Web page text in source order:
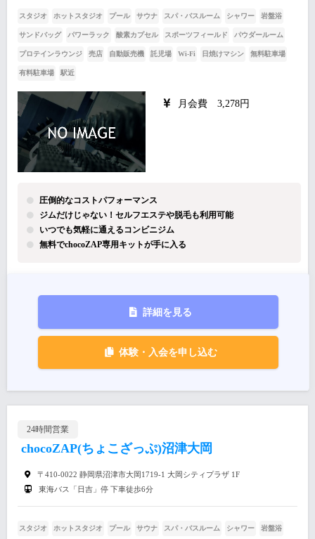
スタジオ ホットスタジオ プール サウナ スパ・バスルーム シャワー 岩盤浴
サンドバッグ パワーラック 酸素カプセル スポーツフィールド パウダールーム
プロテインラウンジ 売店 自動販売機 託児場 Wi-Fi 日焼けマシン 無料駐車場
有料駐車場 駅近
月会費 3,278円
圧倒的なコストパフォーマンス
ジムだけじゃない！セルフエステや脱毛も利用可能
いつでも気軽に通えるコンビニジム
無料でchocoZAP専用キットが手に入る
詳細を見る
体験・入会を申し込む
24時間営業
chocoZAP(ちょこざっぷ)沼津大岡
〒410-0022 静岡県沼津市大岡1719-1 大岡シティプラザ 1F
東海バス「日吉」停 下車徒歩6分
スタジオ ホットスタジオ プール サウナ スパ・バスルーム シャワー 岩盤浴